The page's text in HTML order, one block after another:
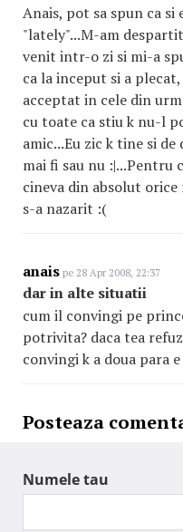
Anais, pot sa spun ca si
"lately"...M-am
venit intr-o zi si mi-a
ca la inceput si a
acceptat in cele din
cu toate ca stiu k nu-l
amic...Eu zic k tine si de
mai fi sau nu :|...Pentru
cineva din absolut
s-a nazarit :(
anais pe 28 Apr 2008, 22:37
dar in alte situatii
cum il convingi pe
potrivita? daca tea
convingi k a doua para
Posteaza
Numele tau